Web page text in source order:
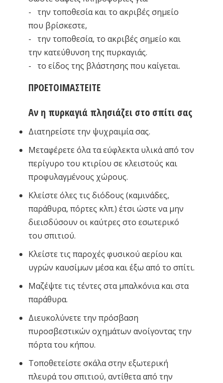
- την τοποθεσία και το ακριβές σημείο
που βρίσκεστε,
- την τοποθεσία, το ακριβές σημείο και
την κατεύθυνση της πυρκαγιάς.
- το είδος της βλάστησης που καίγεται.
ΠΡΟΕΤΟΙΜΑΣΤΕΙΤΕ
Αν η πυρκαγιά πλησιάζει στο σπίτι σας
Διατηρείστε την ψυχραιμία σας.
Μεταφέρετε όλα τα εύφλεκτα υλικά από τον
περίγυρο του κτιρίου σε κλειστούς και
προφυλαγμένους χώρους.
Κλείστε όλες τις διόδους (καμινάδες,
παράθυρα, πόρτες κλπ.) έτσι ώστε να μην
διεισδύσουν οι καύτρες στο εσωτερικό
του σπιτιού.
Κλείστε τις παροχές φυσικού αερίου και
υγρών καυσίμων μέσα και έξω από το σπίτι.
Μαζέψτε τις τέντες στα μπαλκόνια και στα
παράθυρα.
Διευκολύνετε την πρόσβαση
πυροσβεστικών οχημάτων ανοίγοντας την
πόρτα του κήπου.
Τοποθετείστε σκάλα στην εξωτερική
πλευρά του σπιτιού, αντίθετα από την